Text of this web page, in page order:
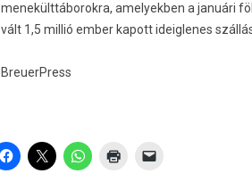
menekülttáborok­ra, amelyekb­en a januári
vált 1,5 millió ember kapott ideig­lenes
BreuerPress